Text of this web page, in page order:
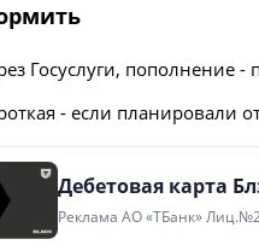
Госуслуги, пополнение
- если планировали
Дебетовая карта
Реклама АО «ТБанк»